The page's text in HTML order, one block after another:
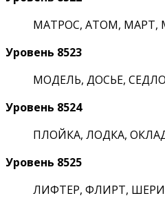
МАТРОС, АТОМ, МАРТ,
Уровень 8523
МОДЕЛЬ, ДОСЬЕ,
Уровень 8524
ПЛОЙКА, ЛОДКА,
Уровень 8525
ЛИФТЕР, ФЛИРТ,